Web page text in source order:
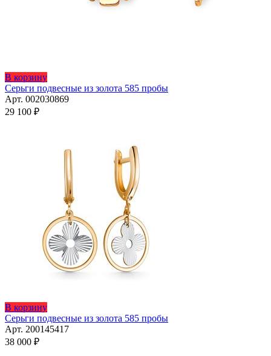
В корзину
Серьги подвесные из золота 585 пробы
Арт. 002030869
29 100 ₽
В корзину
Серьги подвесные из золота 585 пробы
Арт. 200145417
38 000 ₽